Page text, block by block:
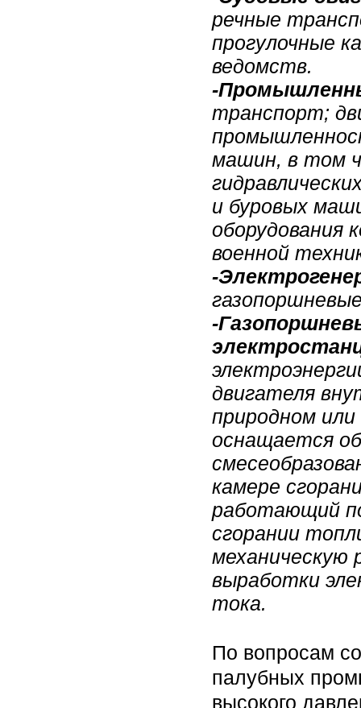
речные
прогулочные
ведомств.
-
транспорт;
машин, в том
и буровых
оборудования
военной
-
-
двигателя
природном
оснащается
камере
работающий
сгорании
механическую
выработки
тока.
По вопросам
палубных
высокого